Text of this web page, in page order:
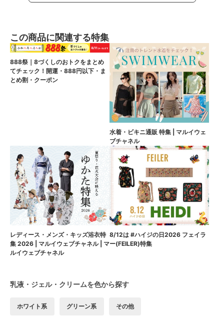
この商品に関連する特集
888祭｜8づくしのおトクをまとめ
てチェック！開運・888円以下・ま
とめ割・クーポン
水着・ビキニ通販 特集 | マルイウェ
ブチャネル
レディース・メンズ・キッズ浴衣特
集 2026 | マルイウェブチャネル | マ
ルイウェブチャネル
8/12は #ハイジの日2026 フェイラ
ー(FEILER)特集
乳液・ジェル・クリームを色から探す
ホワイト系 グリーン系 その他